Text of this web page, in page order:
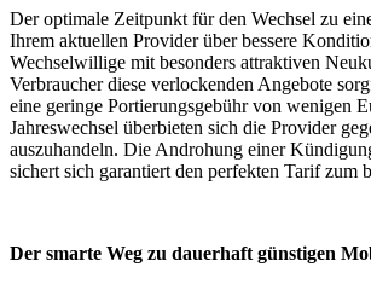
Der optimale Zeitpunkt für den Wechsel zu
Ihrem aktuellen Provider über bessere
Wechselwillige mit besonders attraktiven
Verbraucher diese verlockenden Angebote
eine geringe Portierungsgebühr von wenigen
Jahreswechsel überbieten sich die Provider
auszuhandeln. Die Androhung einer
sichert sich garantiert den perfekten Tarif zum
Der smarte Weg zu dauerhaft günstigen